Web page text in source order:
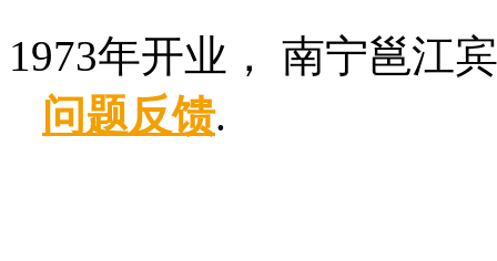
1973年开业， 南宁邕江
问题反馈.